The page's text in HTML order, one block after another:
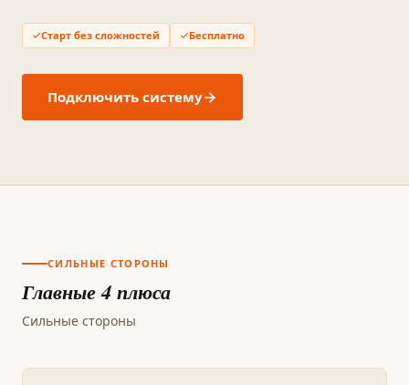
Старт без сложностей Бесплатно
Подключить систему
СИЛЬНЫЕ СТОРОНЫ
Главные 4 плюса
Сильные стороны